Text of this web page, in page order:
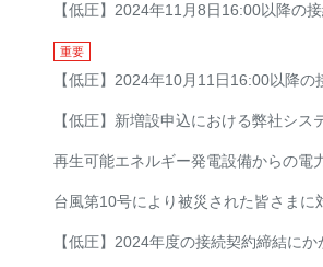
【低圧】2024年11月8日16:00以降の
重要
【低圧】2024年10月11日16:00以降
【低圧】新増設申込における弊社シ
再生可能エネルギー発電設備からの電
台風第10号により被災された皆さま
【低圧】2024年度の接続契約締結に